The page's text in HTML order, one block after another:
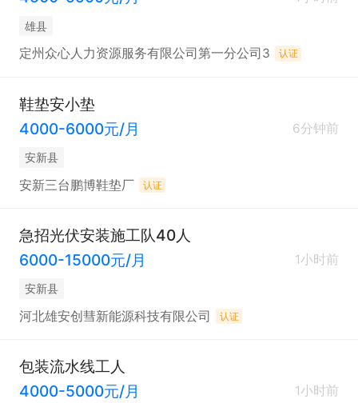
雄县
定州众心人力资源服务有限公司第一分公司3 认证
鞋垫安小垫
4000-6000元/月
6分钟前
安新县
安新三台鹏博鞋垫厂 认证
急招光伏安装施工队40人
6000-15000元/月
1小时前
安新县
河北雄安创彗新能源科技有限公司 认证
包装流水线工人
4000-5000元/月
1小时前